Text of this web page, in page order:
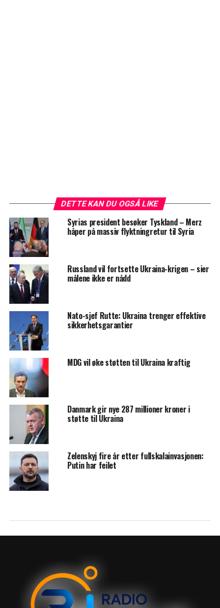
DETTE KAN DU OGSÅ LIKE
Syrias president besøker Tyskland – Merz
håper på massiv flyktningretur til Syria
Russland vil fortsette Ukraina-krigen – sier
målene ikke er nådd
Nato-sjef Rutte: Ukraina trenger effektive
sikkerhetsgarantier
MDG vil øke støtten til Ukraina kraftig
Danmark gir nye 287 millioner kroner i
støtte til Ukraina
Zelenskyj fire år etter fullskalainvasjonen:
Putin har feilet